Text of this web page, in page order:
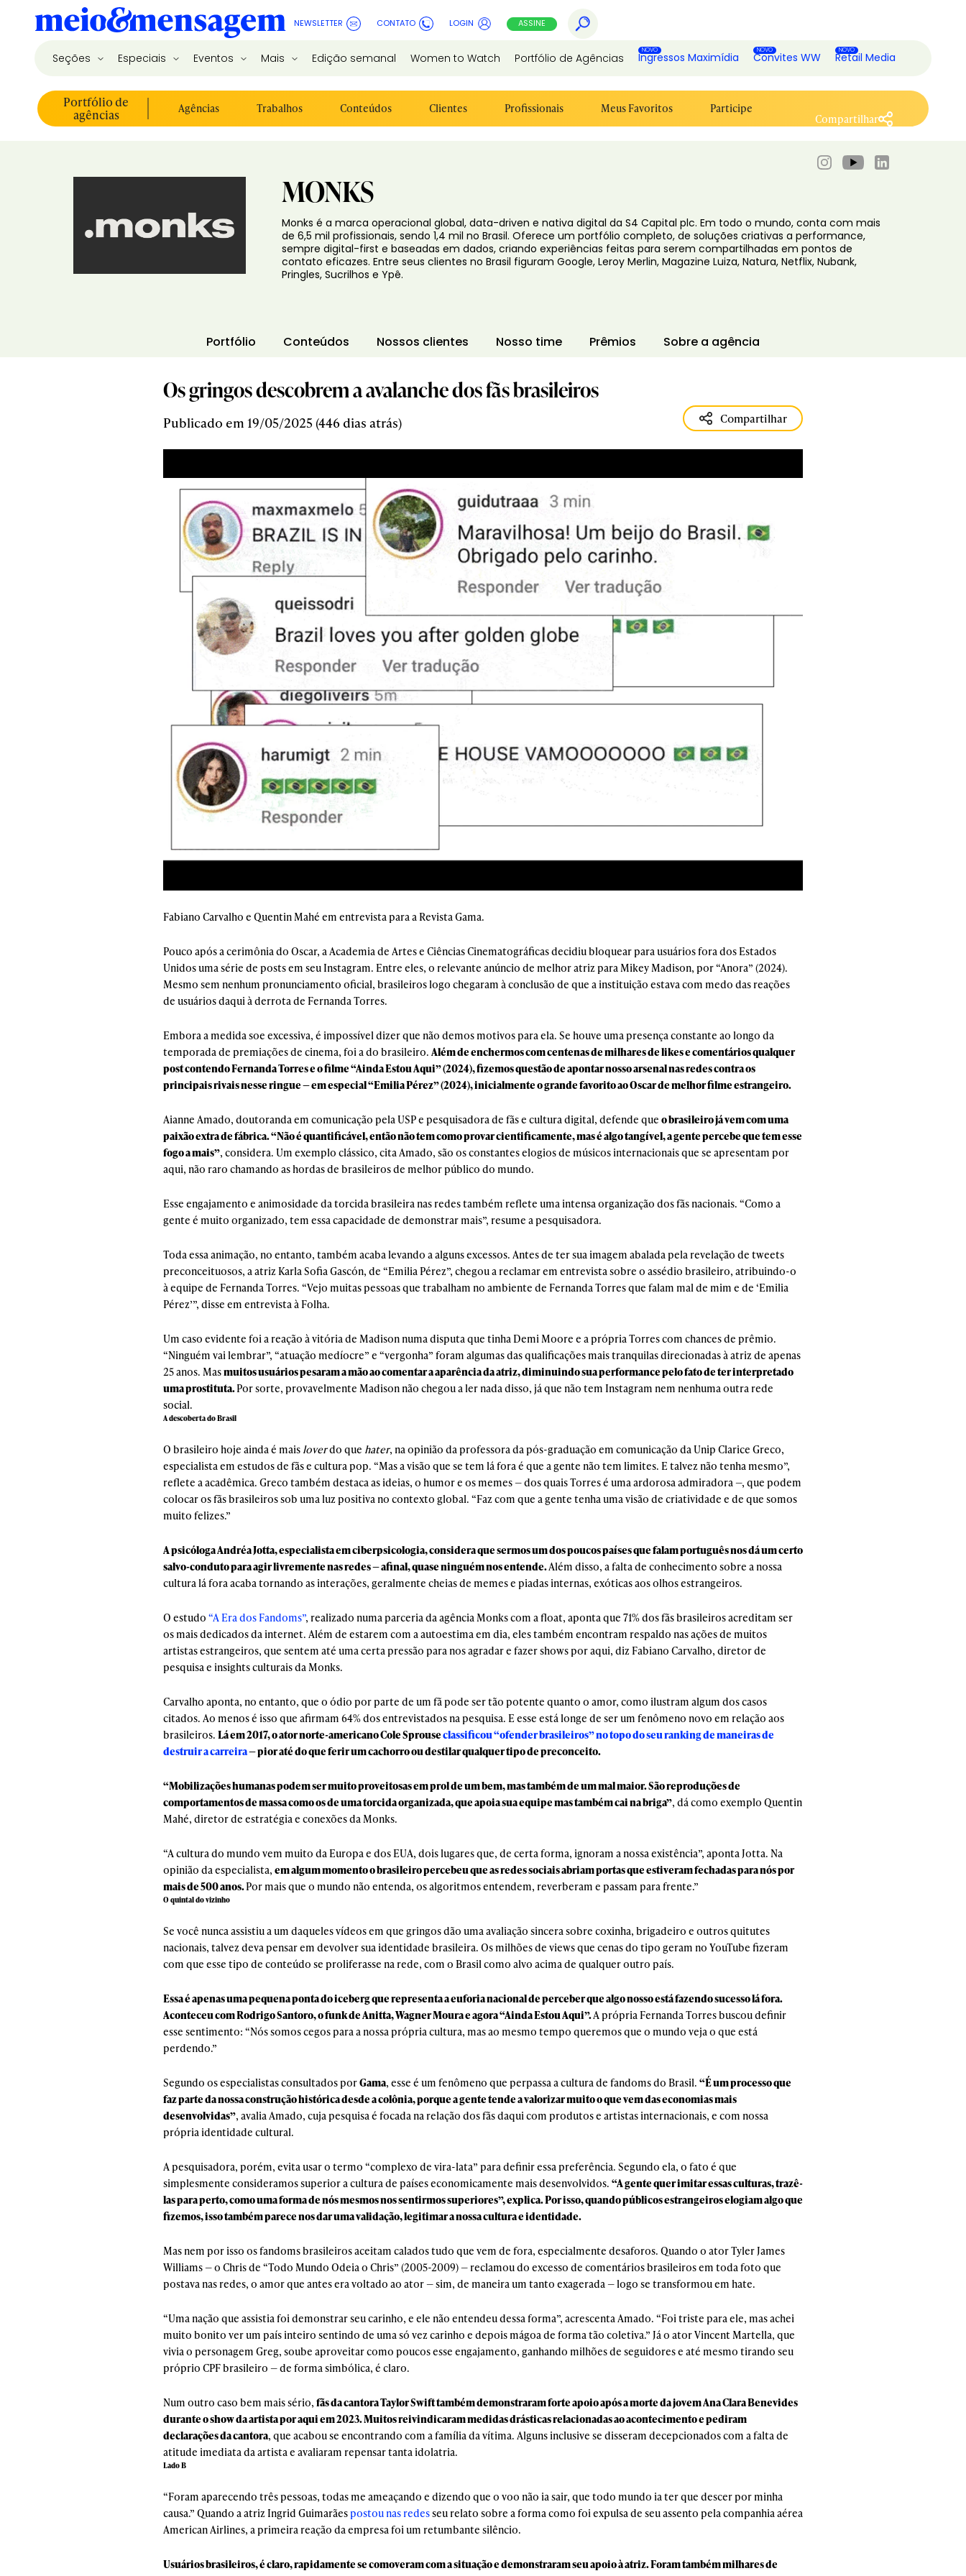
NEWSLETTER CONTATO LOGIN ASSINE
Seções Especiais Eventos Mais Edição semanal Women to Watch Portfólio de Agências Ingressos Maximídia Convites WW Retail Media
Portfólio de
agências Agências Trabalhos Conteúdos Clientes Profissionais Meus Favoritos Participe
Compartilhar
MONKS
Monks é a marca operacional global, data-driven e nativa digital da S4 Capital plc. Em todo o mundo, conta com mais
de 6,5 mil profissionais, sendo 1,4 mil no Brasil. Oferece um portfólio completo, de soluções criativas a performance,
sempre digital-first e baseadas em dados, criando experiências feitas para serem compartilhadas em pontos de
contato eficazes. Entre seus clientes no Brasil figuram Google, Leroy Merlin, Magazine Luiza, Natura, Netflix, Nubank,
Pringles, Sucrilhos e Ypê.
Portfólio Conteúdos Nossos clientes Nosso time Prêmios Sobre a agência
Os gringos descobrem a avalanche dos fãs brasileiros
Publicado em 19/05/2025 (446 dias atrás) Compartilhar
Fabiano Carvalho e Quentin Mahé em entrevista para a Revista Gama.
Pouco após a cerimônia do Oscar, a Academia de Artes e Ciências Cinematográficas decidiu bloquear para usuários fora dos Estados
Unidos uma série de posts em seu Instagram. Entre eles, o relevante anúncio de melhor atriz para Mikey Madison, por “Anora” (2024).
Mesmo sem nenhum pronunciamento oficial, brasileiros logo chegaram à conclusão de que a instituição estava com medo das reações
de usuários daqui à derrota de Fernanda Torres.
Embora a medida soe excessiva, é impossível dizer que não demos motivos para ela. Se houve uma presença constante ao longo da
temporada de premiações de cinema, foi a do brasileiro. Além de enchermos com centenas de milhares de likes e comentários qualquer
post contendo Fernanda Torres e o filme “Ainda Estou Aqui” (2024), fizemos questão de apontar nosso arsenal nas redes contra os
principais rivais nesse ringue — em especial “Emilia Pérez” (2024), inicialmente o grande favorito ao Oscar de melhor filme estrangeiro.
Aianne Amado, doutoranda em comunicação pela USP e pesquisadora de fãs e cultura digital, defende que o brasileiro já vem com uma
paixão extra de fábrica. “Não é quantificável, então não tem como provar cientificamente, mas é algo tangível, a gente percebe que tem esse
fogo a mais”, considera. Um exemplo clássico, cita Amado, são os constantes elogios de músicos internacionais que se apresentam por
aqui, não raro chamando as hordas de brasileiros de melhor público do mundo.
Esse engajamento e animosidade da torcida brasileira nas redes também reflete uma intensa organização dos fãs nacionais. “Como a
gente é muito organizado, tem essa capacidade de demonstrar mais”, resume a pesquisadora.
Toda essa animação, no entanto, também acaba levando a alguns excessos. Antes de ter sua imagem abalada pela revelação de tweets
preconceituosos, a atriz Karla Sofia Gascón, de “Emilia Pérez”, chegou a reclamar em entrevista sobre o assédio brasileiro, atribuindo-o
à equipe de Fernanda Torres. “Vejo muitas pessoas que trabalham no ambiente de Fernanda Torres que falam mal de mim e de ‘Emilia
Pérez’”, disse em entrevista à Folha.
Um caso evidente foi a reação à vitória de Madison numa disputa que tinha Demi Moore e a própria Torres com chances de prêmio.
“Ninguém vai lembrar”, “atuação medíocre” e “vergonha” foram algumas das qualificações mais tranquilas direcionadas à atriz de apenas
25 anos. Masmuitos usuários pesaram a mão ao comentar a aparência da atriz, diminuindo sua performance pelo fato de ter interpretado
uma prostituta.Por sorte, provavelmente Madison não chegou a ler nada disso, já que não tem Instagram nem nenhuma outra rede
social.
A descoberta do Brasil
O brasileiro hoje ainda é mais loverdo que hater, na opinião da professora da pós-graduação em comunicação da Unip Clarice Greco,
especialista em estudos de fãs e cultura pop. “Mas a visão que se tem lá fora é que a gente não tem limites. E talvez não tenha mesmo”,
reflete a acadêmica. Greco também destaca as ideias, o humor e os memes — dos quais Torres é uma ardorosa admiradora —, que podem
colocar os fãs brasileiros sob uma luz positiva no contexto global. “Faz com que a gente tenha uma visão de criatividade e de que somos
muito felizes.”
A psicóloga Andréa Jotta, especialista em ciberpsicologia, considera que sermos um dos poucos países que falam português nos dá um certo
salvo-conduto para agir livremente nas redes — afinal, quase ninguém nos entende.Além disso, a falta de conhecimento sobre a nossa
cultura lá fora acaba tornando as interações, geralmente cheias de memes e piadas internas, exóticas aos olhos estrangeiros.
O estudo “A Era dos Fandoms”, realizado numa parceria da agência Monks com a float, aponta que 71% dos fãs brasileiros acreditam ser
os mais dedicados da internet. Além de estarem com a autoestima em dia, eles também encontram respaldo nas ações de muitos
artistas estrangeiros, que sentem até uma certa pressão para nos agradar e fazer shows por aqui, diz Fabiano Carvalho, diretor de
pesquisa e insights culturais da Monks.
Carvalho aponta, no entanto, que o ódio por parte de um fã pode ser tão potente quanto o amor, como ilustram algum dos casos
citados. Ao menos é isso que afirmam 64% dos entrevistados na pesquisa. E esse está longe de ser um fenômeno novo em relação aos
brasileiros. Lá em 2017, o ator norte-americano Cole Sprouseclassificou “ofender brasileiros” no topo do seu ranking de maneiras de
destruir a carreira— pior até do que ferir um cachorro ou destilar qualquer tipo de preconceito.
“Mobilizações humanas podem ser muito proveitosas em prol de um bem, mas também de um mal maior. São reproduções de
comportamentos de massa como os de uma torcida organizada, que apoia sua equipe mas também cai na briga”, dá como exemplo Quentin
Mahé, diretor de estratégia e conexões da Monks.
“A cultura do mundo vem muito da Europa e dos EUA, dois lugares que, de certa forma, ignoram a nossa existência”, aponta Jotta. Na
opinião da especialista, em algum momento o brasileiro percebeu que as redes sociais abriam portas que estiveram fechadas para nós por
mais de 500 anos.Por mais que o mundo não entenda, os algoritmos entendem, reverberam e passam para frente.”
O quintal do vizinho
Se você nunca assistiu a um daqueles vídeos em que gringos dão uma avaliação sincera sobre coxinha, brigadeiro e outros quitutes
nacionais, talvez deva pensar em devolver sua identidade brasileira. Os milhões de views que cenas do tipo geram no YouTube fizeram
com que esse tipo de conteúdo se proliferasse na rede, com o Brasil como alvo acima de qualquer outro país.
Essa é apenas uma pequena ponta do iceberg que representa a euforia nacional de perceber que algo nosso está fazendo sucesso lá fora.
Aconteceu com Rodrigo Santoro, o funk de Anitta, Wagner Moura e agora “Ainda Estou Aqui”.A própria Fernanda Torres buscou definir
esse sentimento: “Nós somos cegos para a nossa própria cultura, mas ao mesmo tempo queremos que o mundo veja o que está
perdendo.”
Segundo os especialistas consultados porGama, esse é um fenômeno que perpassa a cultura de fandoms do Brasil. “É um processo que
faz parte da nossa construção histórica desde a colônia, porque a gente tende a valorizar muito o que vem das economias mais
desenvolvidas”, avalia Amado, cuja pesquisa é focada na relação dos fãs daqui com produtos e artistas internacionais, e com nossa
própria identidade cultural.
A pesquisadora, porém, evita usar o termo “complexo de vira-lata” para definir essa preferência. Segundo ela, o fato é que
simplesmente consideramos superior a cultura de países economicamente mais desenvolvidos. “A gente quer imitar essas culturas, trazê-
las para perto, como uma forma de nós mesmos nos sentirmos superiores”, explica. Por isso, quando públicos estrangeiros elogiam algo que
fizemos, isso também parece nos dar uma validação, legitimar a nossa cultura e identidade.
Mas nem por isso os fandoms brasileiros aceitam calados tudo que vem de fora, especialmente desaforos. Quando o ator Tyler James
Williams — o Chris de “Todo Mundo Odeia o Chris” (2005-2009) — reclamou do excesso de comentários brasileiros em toda foto que
postava nas redes, o amor que antes era voltado ao ator — sim, de maneira um tanto exagerada — logo se transformou em hate.
“Uma nação que assistia foi demonstrar seu carinho, e ele não entendeu dessa forma”, acrescenta Amado. “Foi triste para ele, mas achei
muito bonito ver um país inteiro sentindo de uma só vez carinho e depois mágoa de forma tão coletiva.” Já o ator Vincent Martella, que
vivia o personagem Greg, soube aproveitar como poucos esse engajamento, ganhando milhões de seguidores e até mesmo tirando seu
próprio CPF brasileiro — de forma simbólica, é claro.
Num outro caso bem mais sério, fãs da cantora Taylor Swift também demonstraram forte apoio após a morte da jovem Ana Clara Benevides
durante o show da artista por aqui em 2023. Muitos reivindicaram medidas drásticas relacionadas ao acontecimento e pediram
declarações da cantora, que acabou se encontrando com a família da vítima. Alguns inclusive se disseram decepcionados com a falta de
atitude imediata da artista e avaliaram repensar tanta idolatria.
Lado B
“Foram aparecendo três pessoas, todas me ameaçando e dizendo que o voo não ia sair, que todo mundo ia ter que descer por minha
causa.” Quando a atriz Ingrid Guimarãespostou nas redesseu relato sobre a forma como foi expulsa de seu assento pela companhia aérea
American Airlines, a primeira reação da empresa foi um retumbante silêncio.
Usuários brasileiros, é claro, rapidamente se comoveram com a situação e demonstraram seu apoio à atriz. Foram também milhares de